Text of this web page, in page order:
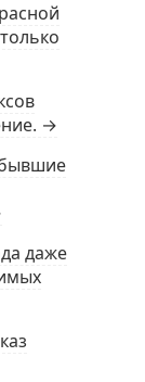
→
даже